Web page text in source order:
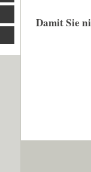
Damit Sie